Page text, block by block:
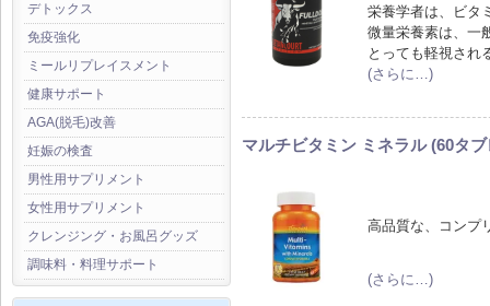
デトックス
免疫強化
ミールリプレイスメント
健康サポート
AGA(脱毛)改善
妊娠の検査
男性用サプリメント
女性用サプリメント
クレンジング・お風呂グッズ
調味料・料理サポート
栄養学者は、ビタ
微量栄養素は、一
とっても軽視され
(さらに…)
マルチビタミン ミネラル (60タ
高品質な、コンプ
(さらに…)